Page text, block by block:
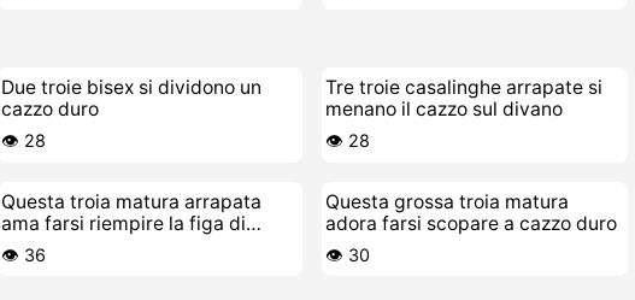
Due troie bisex si dividono un
cazzo duro
👁️ 28
Tre troie casalinghe arrapate si
menano il cazzo sul divano
👁️ 28
Questa troia matura arrapata
ama farsi riempire la figa di
sborra
👁️ 36
Questa grossa troia matura
adora farsi scopare a cazzo duro
👁️ 30